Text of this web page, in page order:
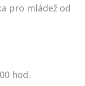
pro mládež od
hod.